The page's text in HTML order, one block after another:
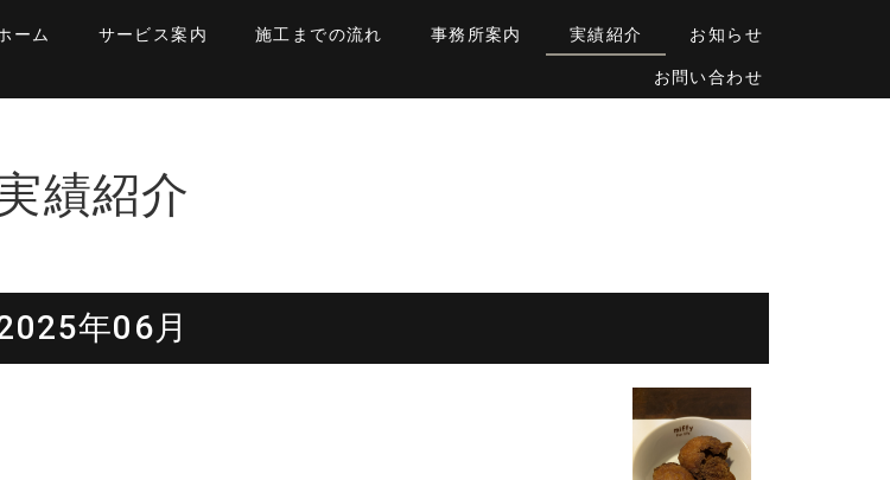
ーム サービス案内 施工までの流れ 事務所案内 実績紹介 お知らせ
お問い合わせ
績紹介
年06月